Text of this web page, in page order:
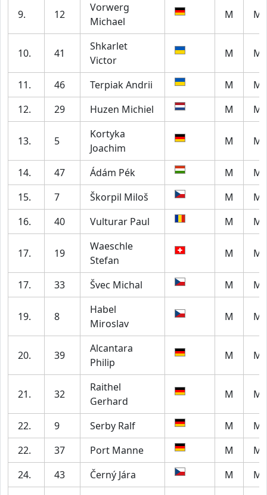
9. 12
Vorwerg
Michael
M
10. 41
Shkarlet
Victor
M
11. 46 Terpiak Andrii M
12.
29 Huzen Michiel M
13. 5
Kortyka
Joachim
M
14. 47 Ádám Pék M
15.
7 Škorpil Miloš M
16.
40 Vulturar Paul M
17. 19
Waeschle
Stefan
M
17. 33 Švec Michal M
19. 8
Habel
Miroslav
M
20. 39
Alcantara
Philip
M
21. 32
Raithel
Gerhard
M
22. 9 Serby Ralf M
22.
37 Port Manne M
24.
43 Černý Jára M